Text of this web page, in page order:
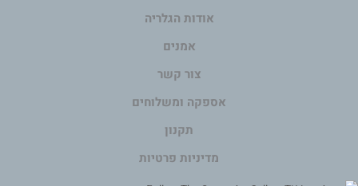
אודות הגלריה
אמנים
צור קשר
אספקה ומשלוחים
תקנון
מדיניות פרטיות